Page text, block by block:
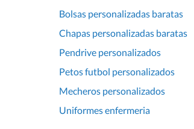
Bolsas personalizadas baratas
Chapas personalizadas baratas
Pendrive personalizados
Petos futbol personalizados
Mecheros personalizados
Uniformes enfermeria